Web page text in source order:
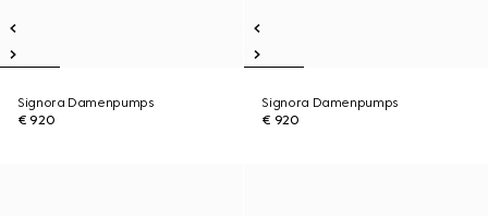
Signora Damenpumps
€ 920
Signora Damenpumps
€ 920